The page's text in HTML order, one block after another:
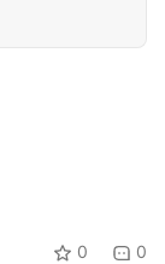
0 0